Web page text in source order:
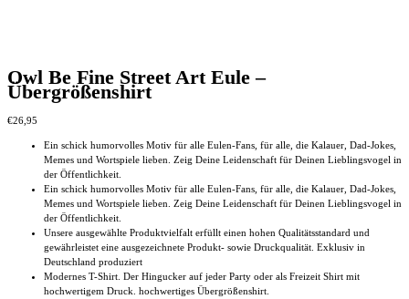
Owl Be Fine Street Art Eule –
Übergrößenshirt
€26,95
Ein schick humorvolles Motiv für alle Eulen-Fans, für alle, die Kalauer, Dad-Jokes,
Memes und Wortspiele lieben. Zeig Deine Leidenschaft für Deinen Lieblingsvogel in
der Öffentlichkeit.
Ein schick humorvolles Motiv für alle Eulen-Fans, für alle, die Kalauer, Dad-Jokes,
Memes und Wortspiele lieben. Zeig Deine Leidenschaft für Deinen Lieblingsvogel in
der Öffentlichkeit.
Unsere ausgewählte Produktvielfalt erfüllt einen hohen Qualitätsstandard und
gewährleistet eine ausgezeichnete Produkt- sowie Druckqualität. Exklusiv in
Deutschland produziert
Modernes T-Shirt. Der Hingucker auf jeder Party oder als Freizeit Shirt mit
hochwertigem Druck. hochwertiges Übergrößenshirt.